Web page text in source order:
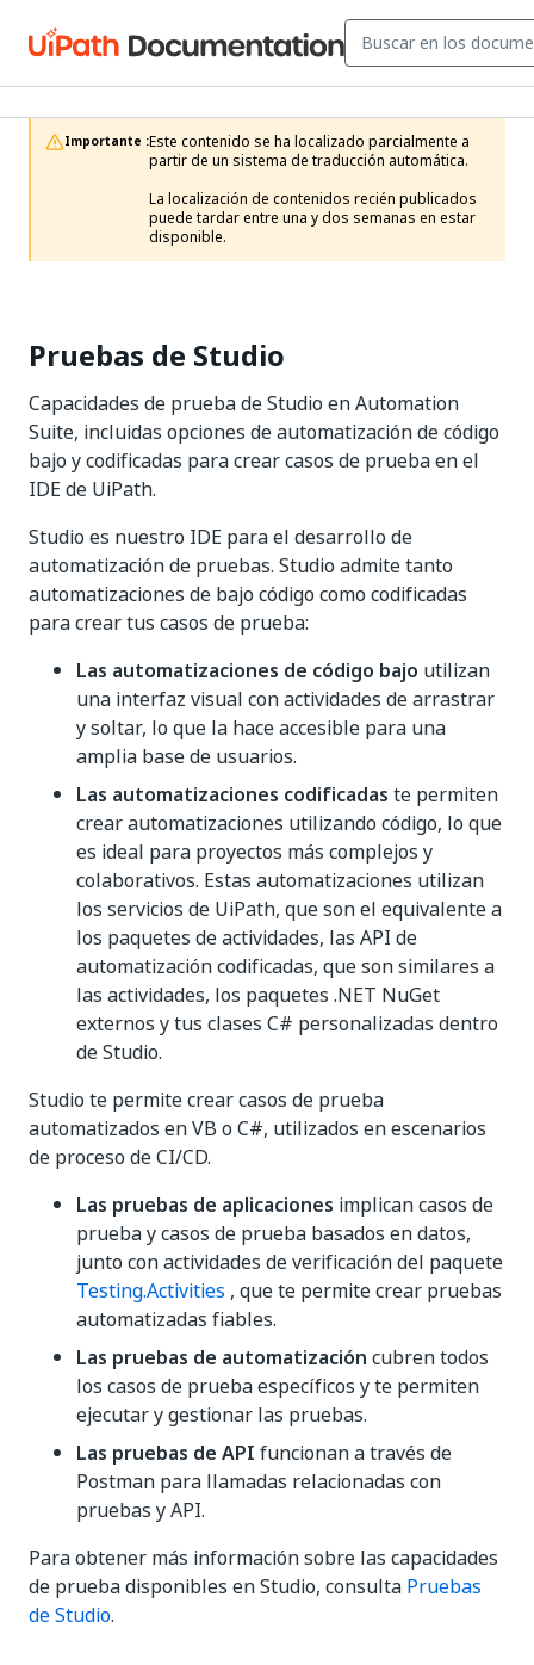
Importante :Este contenido se ha localizado parcialmente a
partir de un sistema de traducción automática.
La localización de contenidos recién publicados
puede tardar entre una y dos semanas en estar
disponible.
Pruebas de Studio
Capacidades de prueba de Studio en Automation
Suite, incluidas opciones de automatización de código
bajo y codificadas para crear casos de prueba en el
IDE de UiPath.
Studio es nuestro IDE para el desarrollo de
automatización de pruebas. Studio admite tanto
automatizaciones de bajo código como codificadas
para crear tus casos de prueba:
Las automatizaciones de código bajo utilizan
una interfaz visual con actividades de arrastrar
y soltar, lo que la hace accesible para una
amplia base de usuarios.
Las automatizaciones codificadas te permiten
crear automatizaciones utilizando código, lo que
es ideal para proyectos más complejos y
colaborativos. Estas automatizaciones utilizan
los servicios de UiPath, que son el equivalente a
los paquetes de actividades, las API de
automatización codificadas, que son similares a
las actividades, los paquetes .NET NuGet
externos y tus clases C# personalizadas dentro
de Studio.
Studio te permite crear casos de prueba
automatizados en VB o C#, utilizados en escenarios
de proceso de CI/CD.
Las pruebas de aplicaciones implican casos de
prueba y casos de prueba basados en datos,
junto con actividades de verificación del paquete
Testing.Activities , que te permite crear pruebas
automatizadas fiables.
Las pruebas de automatización cubren todos
los casos de prueba específicos y te permiten
ejecutar y gestionar las pruebas.
Las pruebas de API funcionan a través de
Postman para llamadas relacionadas con
pruebas y API.
Para obtener más información sobre las capacidades
de prueba disponibles en Studio, consulta Pruebas
de Studio.